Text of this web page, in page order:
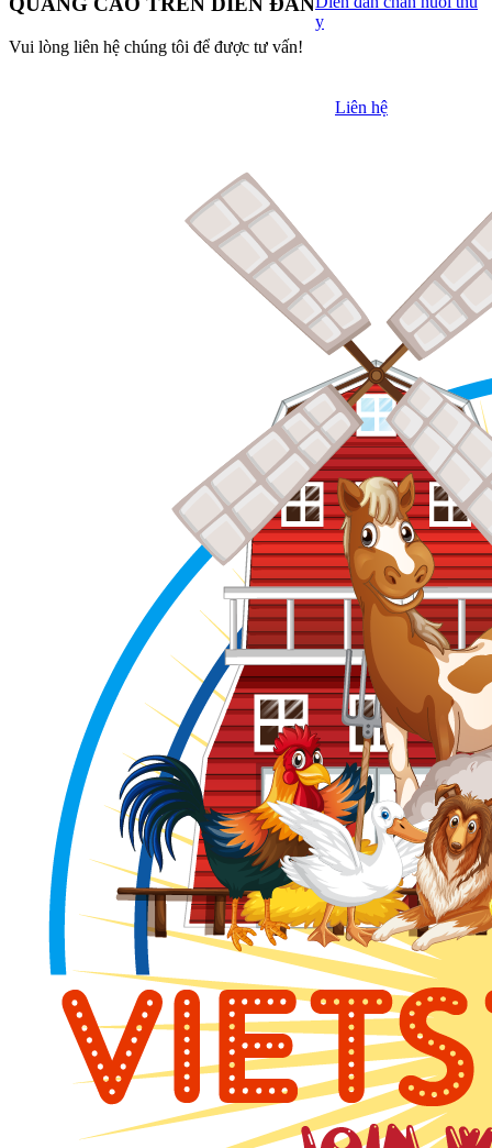
Vui lòng liên hệ chúng tôi để được tư vấn!
Liên hệ
y